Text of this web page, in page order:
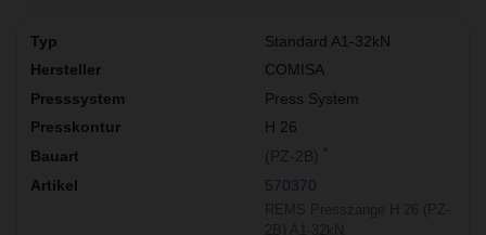
Standard A1-32kN
COMISA
Press System
H 26
(PZ-2B)
570370